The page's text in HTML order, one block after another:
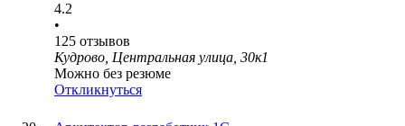
4.2
•
125 отзывов
Кудрово, Центральная улица, 30к1
Можно без резюме
Откликнуться